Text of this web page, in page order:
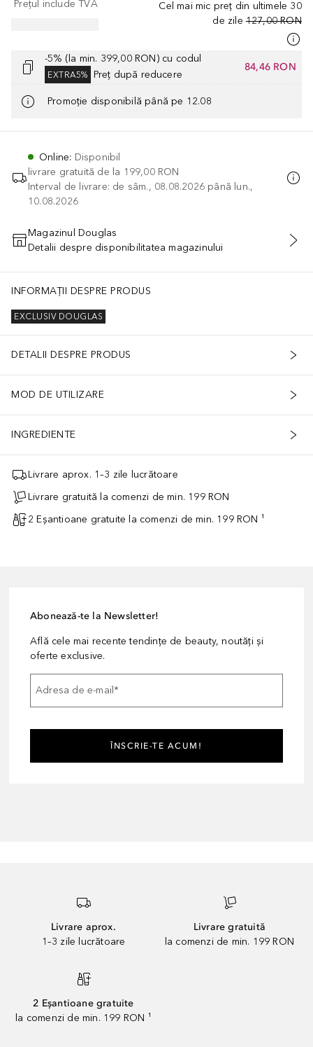
Cel mai mic preț din ultimele 30
de zile 127,00 RON
Prețul include TVA
-5% (la min. 399,00 RON) cu codul
EXTRA5% Preț după reducere
84,46 RON
Promoție disponibilă până pe 12.08
Online: Disponibil
livrare gratuită de la 199,00 RON
Interval de livrare: de sâm., 08.08.2026 până lun.,
10.08.2026
ADĂUGAȚI ÎN COŞ
Magazinul Douglas
Detalii despre disponibilitatea magazinului
INFORMAȚII DESPRE PRODUS
EXCLUSIV DOUGLAS
DETALII DESPRE PRODUS
MOD DE UTILIZARE
INGREDIENTE
Livrare aprox. 1–3 zile lucrătoare
Livrare gratuită la comenzi de min. 199 RON
2 Eșantioane gratuite la comenzi de min. 199 RON ¹
Abonează-te la Newsletter!
Află cele mai recente tendințe de beauty, noutăți și
oferte exclusive.
Adresa de e-mail*
ÎNSCRIE-TE ACUM!
Livrare aprox.
1–3 zile lucrătoare
Livrare gratuită
la comenzi de min. 199 RON
2 Eșantioane gratuite
la comenzi de min. 199 RON ¹